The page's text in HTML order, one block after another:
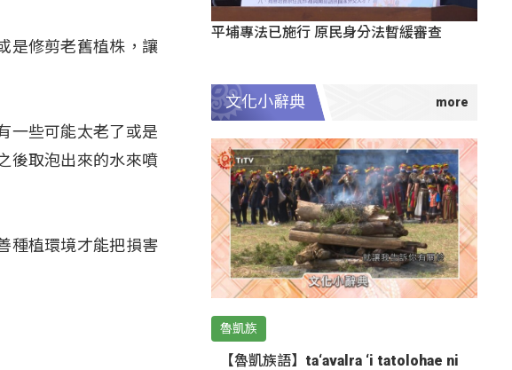
是修剪老舊植株，讓
一些可能太老了或是
後取泡出來的水來噴
種植環境才能把損害
平埔專法已施行 原民身分法暫緩審查
文化小辭典
魯凱族
【魯凱族語】ta‘avalra ‘i tatolohae ni